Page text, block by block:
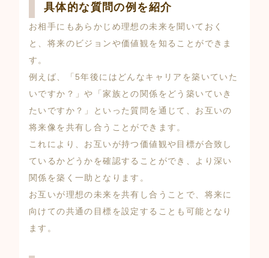
具体的な質問の例を紹介
お相手にもあらかじめ理想の未来を聞いておく
と、将来のビジョンや価値観を知ることができま
す。
例えば、「5年後にはどんなキャリアを築いていた
いですか？」や「家族との関係をどう築いていき
たいですか？」といった質問を通じて、お互いの
将来像を共有し合うことができます。
これにより、お互いが持つ価値観や目標が合致し
ているかどうかを確認することができ、より深い
関係を築く一助となります。
お互いが理想の未来を共有し合うことで、将来に
向けての共通の目標を設定することも可能となり
ます。